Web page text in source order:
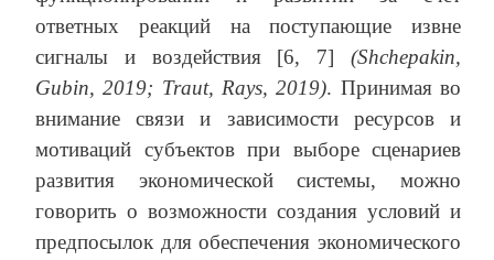
ответных реакций на поступающие извне
сигналы и воздействия [6, 7] (Shchepakin,
Gubin, 2019; Traut, Rays, 2019). Принимая во
внимание связи и зависимости ресурсов и
мотиваций субъектов при выборе сценариев
развития экономической системы, можно
говорить о возможности создания условий и
предпосылок для обеспечения экономического